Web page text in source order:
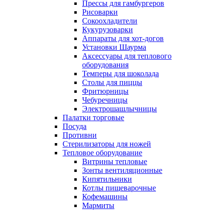
Прессы для гамбургеров
Рисоварки
Сокоохладители
Кукурузоварки
Аппараты для хот-догов
Установки Шаурма
Аксессуары для теплового
оборудования
Темперы для шоколада
Столы для пиццы
Фритюрницы
Чебуречницы
Электрошашлычницы
Палатки торговые
Посуда
Противни
Стерилизаторы для ножей
Тепловое оборудование
Витрины тепловые
Зонты вентиляционные
Кипятильники
Котлы пищеварочные
Кофемашины
Мармиты